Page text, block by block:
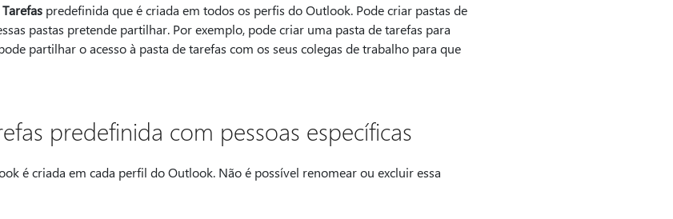
Tarefaspredefinida que é criada em todos os perfis do Outlook. Pode criar pastas de
pastas pretende partilhar. Por exemplo, pode criar uma pasta de tarefas para
partilhar o acesso à pasta de tarefas com os seus colegas de trabalho para que
predefinida com pessoas específicas
é criada em cada perfil do Outlook. Não é possível renomear ou excluir essa